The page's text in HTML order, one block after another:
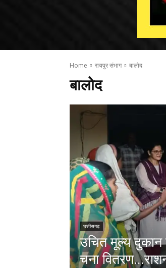
Home रायपुर संभाग बालोद
बालोद
छत्तीसगढ़
उचित मूल्य
चना